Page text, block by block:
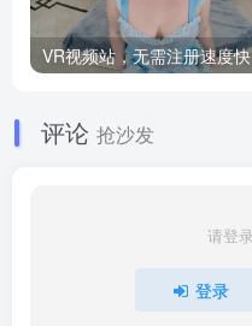
VR
评论 抢沙发
请登
登录